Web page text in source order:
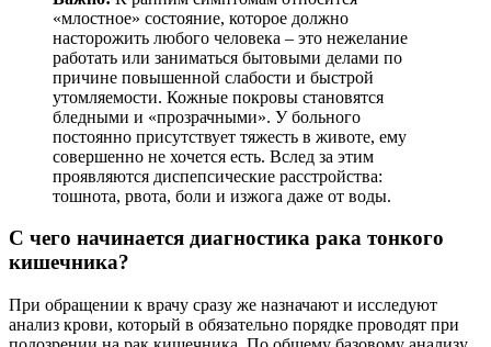
«млостное» состояние, которое должно
насторожить любого человека – это нежелание
работать или заниматься бытовыми делами по
причине повышенной слабости и быстрой
утомляемости. Кожные покровы становятся
бледными и «прозрачными». У больного
постоянно присутствует тяжесть в животе, ему
совершенно не хочется есть. Вслед за этим
проявляются диспепсические расстройства:
тошнота, рвота, боли и изжога даже от воды.
С чего начинается диагностика рака тонкого
кишечника?
При обращении к врачу сразу же назначают и исследуют
анализ крови, который в обязательно порядке проводят при